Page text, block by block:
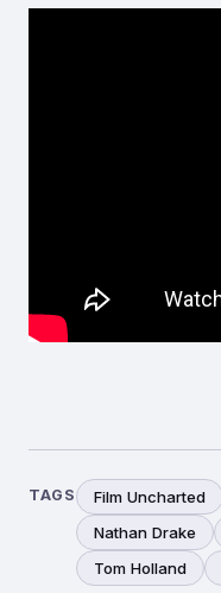
TAGS Film Uncharted
Nathan Drake
Tom Holland